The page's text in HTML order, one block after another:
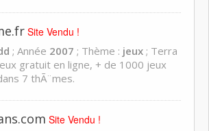
Site Vendu !
; Année 2007 ; Thème : jeux ; Terra
gratuit en ligne, + de 1000 jeux
7 thÃ¨mes.
Site Vendu !